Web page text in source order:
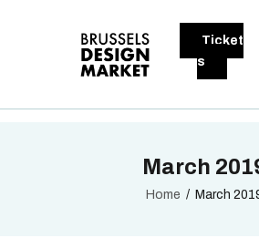
Ticket
s
March
Home March
BRUSSELS DESIGN
BEZOEKERS
EXPOSANTEN